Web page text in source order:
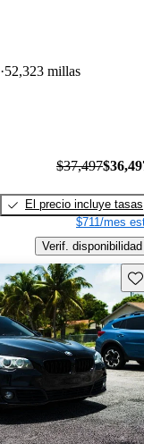
52,323 millas
$37,497
El precio incluye tasas
$711/mes
Verif. disponibilidad